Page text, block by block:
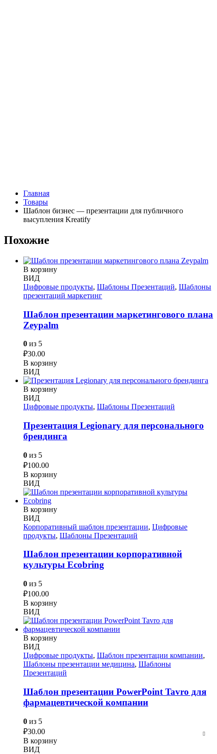
Главная
Товары
Шаблон бизнес — презентации для публичного
высупления Kreatify
Похожие
В корзину
ВИД
Цифровые продукты, Шаблоны Презентаций, Шаблоны
презентаций маркетинг
Шаблон презентации маркетингового плана
Zeypalm
0 из 5
₽30.00
В корзину
ВИД
В корзину
ВИД
Цифровые продукты, Шаблоны Презентаций
Презентация Legionary для персонального
брендинга
0 из 5
₽100.00
В корзину
ВИД
В корзину
ВИД
Корпоративный шаблон презентации, Цифровые
продукты, Шаблоны Презентаций
Шаблон презентации корпоративной
культуры Ecobring
0 из 5
₽100.00
В корзину
ВИД
В корзину
ВИД
Цифровые продукты, Шаблон презентации компании,
Шаблоны презентации медицина, Шаблоны
Презентаций
Шаблон презентации PowerPoint Tavro для
фармацевтической компании
0 из 5
₽30.00
В корзину
ВИД